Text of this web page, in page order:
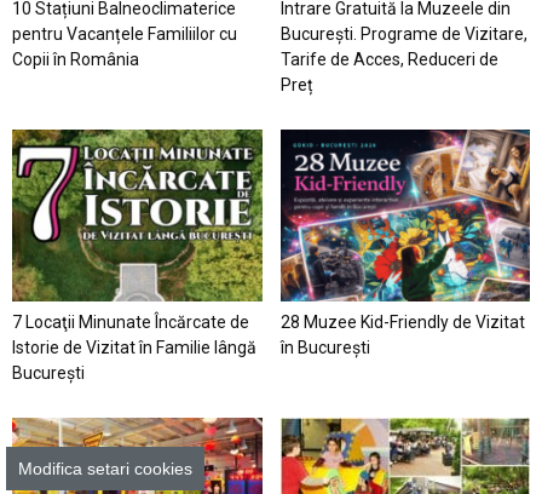
10 Stațiuni Balneoclimaterice
pentru Vacanțele Familiilor cu
Copii în România
Intrare Gratuită la Muzeele din
București. Programe de Vizitare,
Tarife de Acces, Reduceri de
Preț
7 Locaţii Minunate Încărcate de
Istorie de Vizitat în Familie lângă
București
28 Muzee Kid-Friendly de Vizitat
în București
Modifica setari cookies